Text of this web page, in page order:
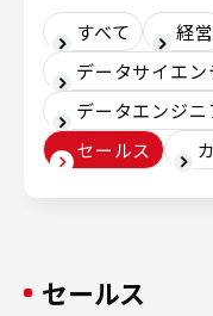
すべて 経営
データサイエン
データエンジニ
セールス
セールス